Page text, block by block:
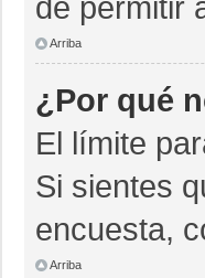
Arriba
¿Por qué
El límite
Si sientes
encuesta,
Arriba